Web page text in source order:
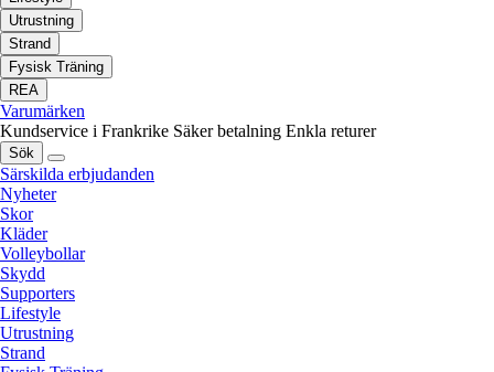
Utrustning
Strand
Fysisk Träning
REA
Varumärken
Kundservice i Frankrike Säker betalning Enkla returer
Sök
Särskilda erbjudanden
Nyheter
Skor
Kläder
Volleybollar
Skydd
Supporters
Lifestyle
Utrustning
Strand